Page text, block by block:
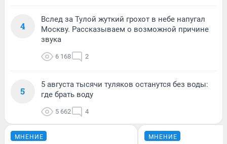
4
Вслед за Тулой жуткий грохот в небе напугал
Москву. Рассказываем о возможной причине
звука
6 168 2
5
5 августа тысячи туляков останутся без воды:
где брать воду
5 662 4
МНЕНИЕ МНЕНИЕ